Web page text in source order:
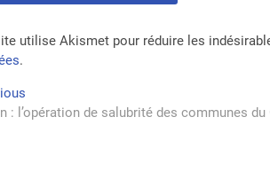
utilise Akismet pour réduire les
.
post:
: l’opération de salubrité des communes